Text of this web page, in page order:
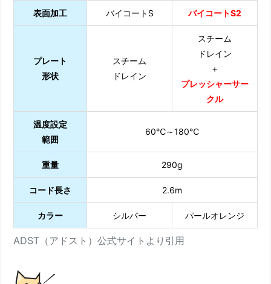
ADST（アドスト）公式サイトより引用
表面加工 バイコートS バイコートS2
プレート
形状
スチーム
ドレイン
スチーム
ドレイン
＋
プレッシャーサー
クル
温度設定
範囲
60℃～180℃
重量 290g
コード長さ 2.6m
カラー シルバー パールオレンジ